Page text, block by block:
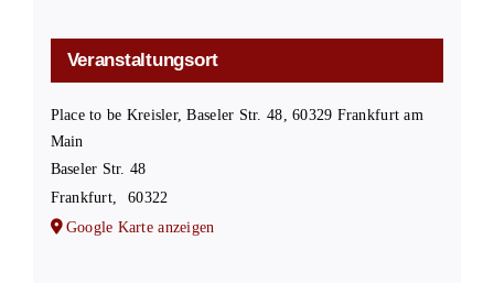
Veranstaltungsort
Place to be Kreisler, Baseler Str. 48, 60329 Frankfurt am
Main
Baseler Str. 48
Frankfurt,
60322
Google Karte anzeigen